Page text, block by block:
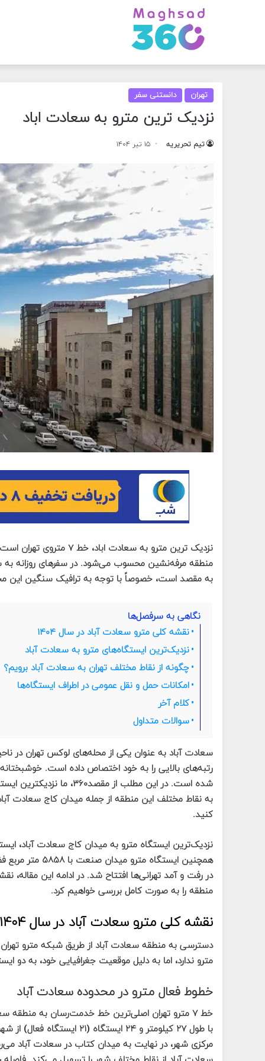
تهران دانستنی سفر
نزدیک ترین مترو به سعادت اباد
تیم تحریریه ۱۵ تیر ۱۴۰۴
منطقه مرفه‌نشین محسوب می‌شود. در سفرهای روزانه
به مقصد است، خصوصاً با توجه به ترافیک سنگین این
نگاهی به سرفصل‌ها
نقشه کلی مترو سعادت آباد در سال ۱۴۰۴
نزدیک‌ترین ایستگاه‌های مترو به سعادت آباد
چگونه از نقاط مختلف تهران به سعادت آباد برویم؟
امکانات حمل و نقل عمومی در اطراف ایستگاه‌ها
کلام آخر
سوالات متداول
شده است. در این مطلب از
به نقاط مختلف این منطقه از جمله میدان کاج سعادت
کنید.
در رفت و آمد تهرانی‌ها افتتاح شد. در ادامه این
منطقه را به صورت کامل بررسی خواهیم کرد.
نقشه کلی مترو سعادت آباد در سال ۱۴۰۴
دسترسی به منطقه سعادت آباد از طریق شبکه مترو
مترو ندارد، اما به دلیل موقعیت جغرافیایی خود، به دو
خطوط فعال مترو در محدوده سعادت آباد
خط ۷ مترو تهران اصلی‌ترین خط خدمت‌رسان به
با طول ۲۷ کیلومتر و ۲۴